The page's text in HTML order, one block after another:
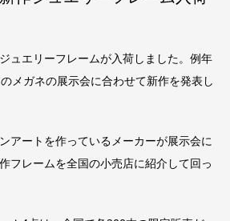
ュエリーフレームが入荷しました。例年
メガネの展示会に合わせて新作を発表し
アートを作っているメーカーが展示会に
フレームを全国の小売店に紹介して回っ